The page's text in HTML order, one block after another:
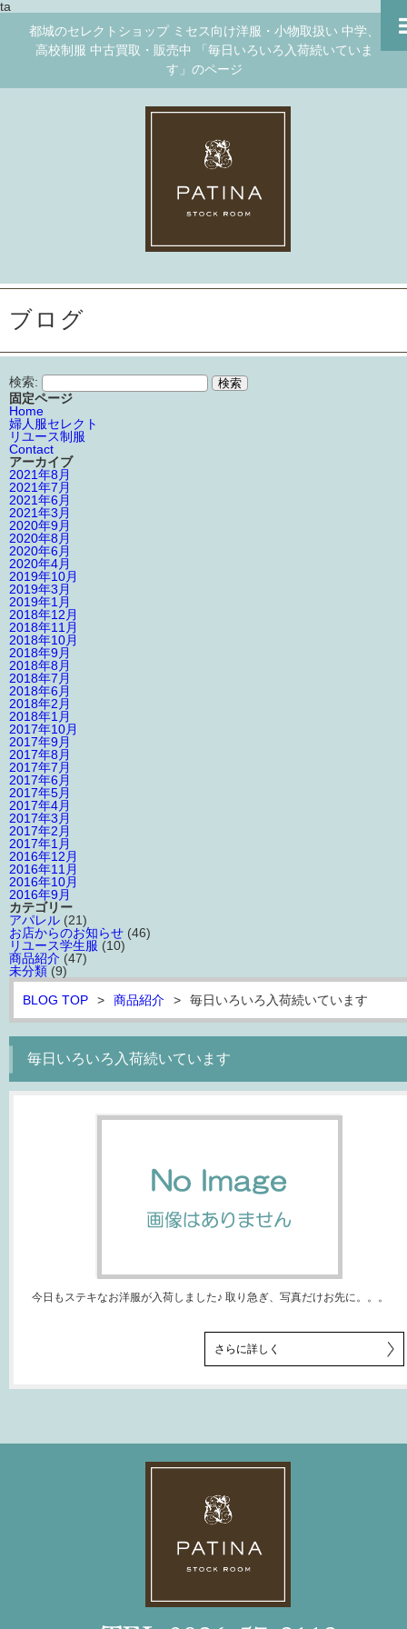
ta
都城のセレクトショップ ミセス向け洋服・小物取扱い 中学、
高校制服 中古買取・販売中 「毎日いろいろ入荷続いていま
す」のページ
ブログ
検索:
固定ページ
Home
婦人服セレクト
リユース制服
Contact
アーカイブ
2021年8月
2021年7月
2021年6月
2021年3月
2020年9月
2020年8月
2020年6月
2020年4月
2019年10月
2019年3月
2019年1月
2018年12月
2018年11月
2018年10月
2018年9月
2018年8月
2018年7月
2018年6月
2018年2月
2018年1月
2017年10月
2017年9月
2017年8月
2017年7月
2017年6月
2017年5月
2017年4月
2017年3月
2017年2月
2017年1月
2016年12月
2016年11月
2016年10月
2016年9月
カテゴリー
アパレル (21)
お店からのお知らせ (46)
リユース学生服 (10)
商品紹介 (47)
未分類 (9)
BLOG TOP
> 商品紹介 > 毎日いろいろ入荷続いています
毎日いろいろ入荷続いています
今日もステキなお洋服が入荷しました♪ 取り急ぎ、写真だけお先に。。。
さらに詳しく